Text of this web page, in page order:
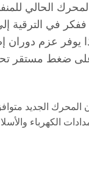
الحالي
في الترقية
يوفر عزم دوران
الكهرباء